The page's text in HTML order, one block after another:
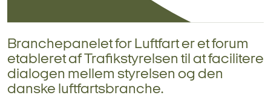
Branchepanelet for Luftfart er et forum
etableret af Trafikstyrelsen til at facilitere
dialogen mellem styrelsen og den
danske luftfartsbranche.